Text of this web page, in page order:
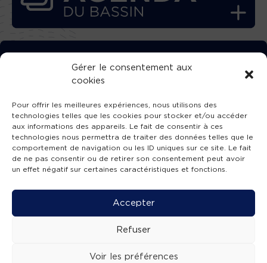
Gérer le consentement aux
cookies
Pour offrir les meilleures expériences, nous utilisons des
technologies telles que les cookies pour stocker et/ou accéder
aux informations des appareils. Le fait de consentir à ces
technologies nous permettra de traiter des données telles que le
comportement de navigation ou les ID uniques sur ce site. Le fait
de ne pas consentir ou de retirer son consentement peut avoir
un effet négatif sur certaines caractéristiques et fonctions.
Accepter
Refuser
Voir les préférences
TÉLÉCHARGEZ GRATUITEMENT
L’APPLICATION TVBA !
SUIVEZ-NOUS !
Mentions légales -Accessibilité